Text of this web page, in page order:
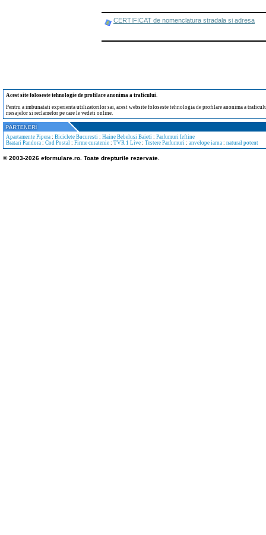
CERTIFICAT de nomenclatura stradala si adresa
Acest site foloseste tehnologie de profilare anonima a traficului.
Pentru a imbunatati experienta utilizatorilor sai, acest website foloseste tehnologia de profilare anonima a
mesajelor si reclamelor pe care le vedeti online.
Apartamente Pipera : Biciclete Bucuresti : Haine Bebelusi Baieti : Parfumuri Ieftine
Bratari Pandora : Cod Postal : Firme curatenie : TVR 1 Live : Testere Parfumuri : anvelope iarna : natural potent
© 2003-2026 eformulare.ro. Toate drepturile rezervate.